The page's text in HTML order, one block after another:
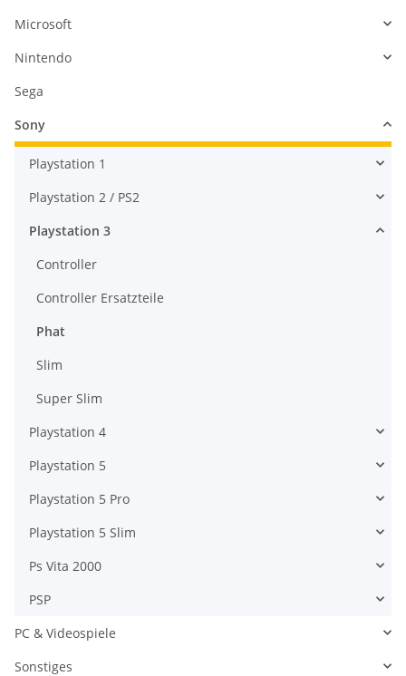
Microsoft
Nintendo
Sega
Sony
Playstation 1
Playstation 2 / PS2
Playstation 3
Controller
Controller Ersatzteile
Phat
Slim
Super Slim
Playstation 4
Playstation 5
Playstation 5 Pro
Playstation 5 Slim
Ps Vita 2000
PSP
PC & Videospiele
Sonstiges